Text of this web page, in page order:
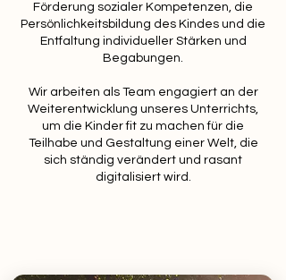
Förderung sozialer Kompetenzen, die
Persönlichkeitsbildung des Kindes und die
Entfaltung individueller Stärken und
Begabungen.
Wir arbeiten als Team engagiert an der
Weiterentwicklung unseres Unterrichts,
um die Kinder fit zu machen für die
Teilhabe und Gestaltung einer Welt, die
sich ständig verändert und rasant
digitalisiert wird.